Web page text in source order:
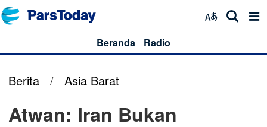
Beranda Radio
Berita / Asia Barat
Atwan: Iran Bukan